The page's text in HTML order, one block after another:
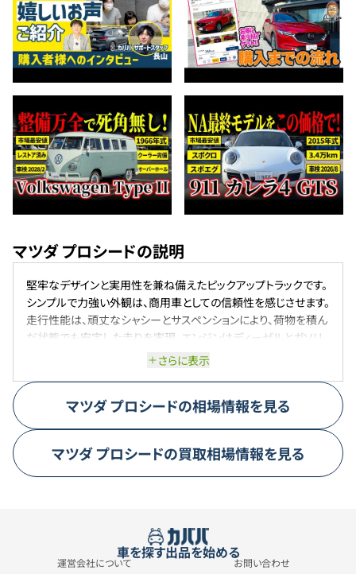
マツダ プロシードの説明
堅牢なデザインと実用性を兼ね備えたピックアップトラックです。
シンプルで力強い外観は、商用車としての信頼性を感じさせます。
走行性能は、頑丈なシャシーとサスペンションにより、荷物を積ん
だ状態でも安定した走りを実現。エンジンはディーゼルとガソリ
ンの両方が用意され、用途に応じた選択が可能です。特にディー
ます。荷台の広さと耐久性も魅力で、ビジネスシーンからアウトド
アまで幅広く対応します。
さらに表示
マツダプロシードの相場情報を見る
マツダプロシードの買取相場情報を見る
車を探す出品を始める
運営会社について お問い合わせ